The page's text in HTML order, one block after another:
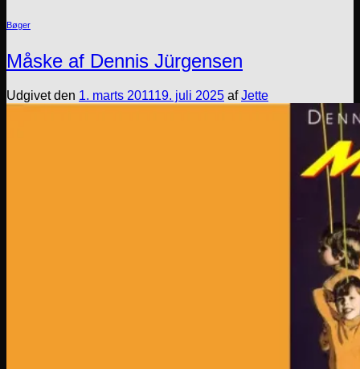
Bøger
Måske af Dennis Jürgensen
Udgivet den 1. marts 201119. juli 2025 afJette